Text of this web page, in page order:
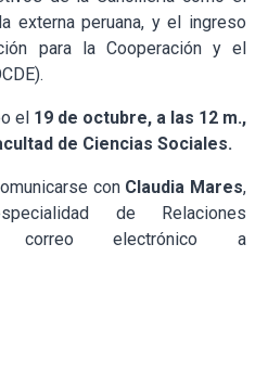
externa peruana, y el ingreso
para la Cooperación y el
el 19 de octubre, a las 12 m.,
de Ciencias Sociales.
con Claudia Mares,
de Relaciones
correo electrónico a